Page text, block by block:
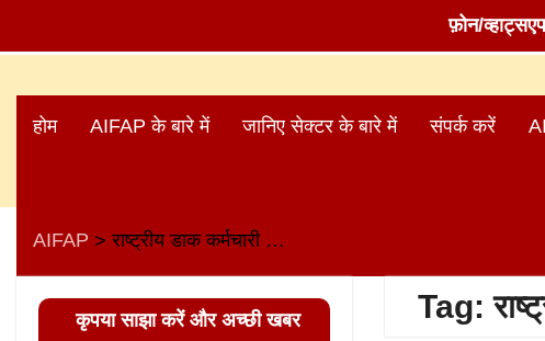
फ़ोन/
content
होम AIFAP के बारे में जानिए सेक्टर के बारे में संपर्क करें
AIFAP > राष्ट्रीय डाक कर्मचारी संघ (NFPE)
Tag:
कृपया साझा करें और अच्छी खबर